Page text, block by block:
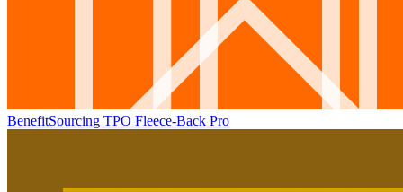
BenefitSourcing TPO Fleece-Back Pro